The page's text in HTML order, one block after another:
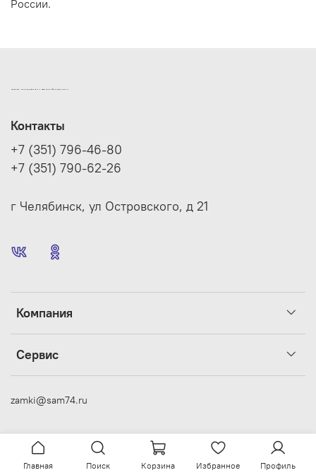
России.
ИНТЕРНЕТ-МАГАЗИН ДВЕРНОЙ И МЕБЕЛЬНОЙ ФУРНИТУРЫ САМ
Компания
Сервис
Контакты
+7 (351) 796-46-80
+7 (351) 790-62-26
г Челябинск, ул Островского, д 21
zamki@sam74.ru
Главная Поиск Корзина Избранное Профиль